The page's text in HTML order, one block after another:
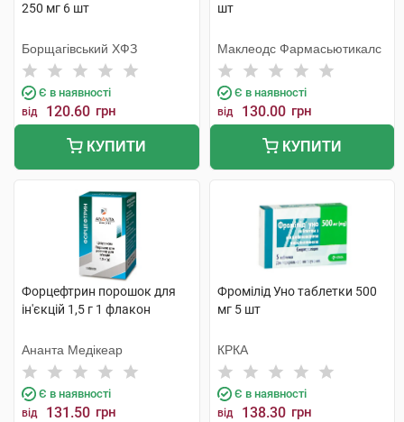
250 мг 6 шт
Борщагівський ХФЗ
Є в наявності
від 120.60 грн
КУПИТИ
шт
Маклеодс Фармасьютикалс
Є в наявності
від 130.00 грн
КУПИТИ
Форцефтрин порошок для
ін'єкцій 1,5 г 1 флакон
Ананта Медікеар
Є в наявності
від 131.50 грн
Фромілід Уно таблетки 500
мг 5 шт
КРКА
Є в наявності
від 138.30 грн